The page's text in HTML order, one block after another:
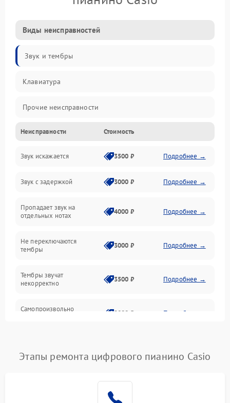
Виды неисправностей
Звук и тембры
Клавиатура
Прочие неисправности
Включение и работа
Управление и электроника
Подключения и интерфейсы
Педали и стойка
Аудио
Оптика
Неисправности Стоимость
Звук искажается 3500 ₽ Подробнее →
Звук с задержкой 3000 ₽ Подробнее →
Пропадает звук на
отдельных нотах
4000 ₽ Подробнее →
Не переключаются
тембры
3000 ₽ Подробнее →
Тембры звучат
некорректно
3500 ₽ Подробнее →
Самопроизвольно
2800 ₽ Подробнее →
Этапы ремонта цифрового пианино Casio